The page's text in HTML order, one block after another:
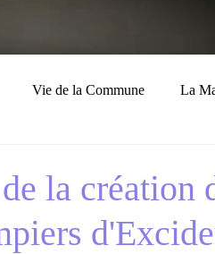
Vie de la Commune La
la création